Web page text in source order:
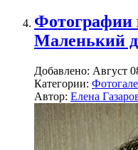
Маленький
Добавлено: Август
Категории:
Автор: Елена